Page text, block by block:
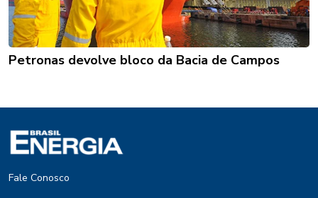
Petronas devolve bloco da Bacia de Campos
Fale Conosco